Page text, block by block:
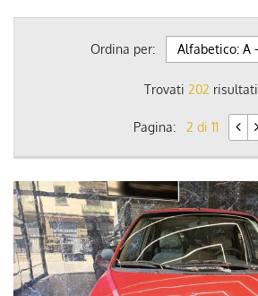
Ordina per:
Trovati 202 risultati
Pagina:2 di 11